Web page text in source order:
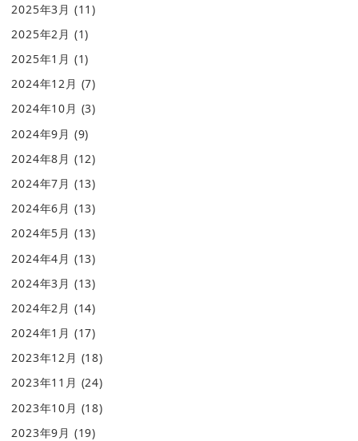
2025年3月 (11)
2025年2月 (1)
2025年1月 (1)
2024年12月 (7)
2024年10月 (3)
2024年9月 (9)
2024年8月 (12)
2024年7月 (13)
2024年6月 (13)
2024年5月 (13)
2024年4月 (13)
2024年3月 (13)
2024年2月 (14)
2024年1月 (17)
2023年12月 (18)
2023年11月 (24)
2023年10月 (18)
2023年9月 (19)